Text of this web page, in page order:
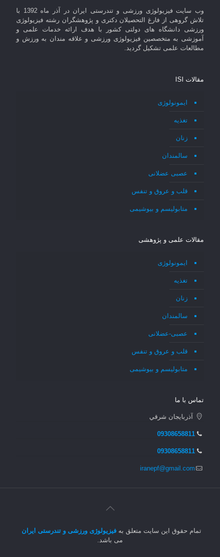
وب سایت فیزیولوژی ورزشی و تندرستی ایران در آذر ماه 1392 با
تلاش گروهی از فارغ التحصیلان دکتری و پژوهشگران رشته فیزیولوژی
ورزشی دانشگاه های دولتی کشور با هدف ارائه خدمات علمی و
آموزشی به متخصصین فیزیولوژی ورزشی و علاقه مندان به ورزش و
مطالعات علمی تشکیل گردید.
مقالات ISI
ایمونولوژی
تغذیه
زنان
سالمندان
عصبی عضلانی
قلب و عروق و تنفس
متابولیسم و بیوشیمی
مقالات علمی و پژوهشی
ایمونولوژی
تغذیه
زنان
سالمندان
عصبی-عضلانی
قلب و عروق و تنفس
متابولیسم و بیوشیمی
تماس با ما
آذربايجان شرقي
09308658811
09308658811
iranepf@gmail.com
تمام حقوق این سایت متعلق بهفیزیولوژی ورزشی و تندرستی ایران
می باشد.